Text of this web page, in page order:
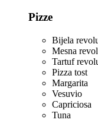
Pizze
Bijela
Mesna
Tartuf
Pizza tost
Margarita
Vesuvio
Capriciosa
Tuna